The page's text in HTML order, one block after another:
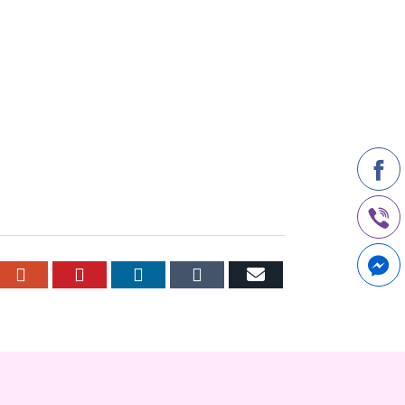
Google+PinterestLinkedInTumblrEmail